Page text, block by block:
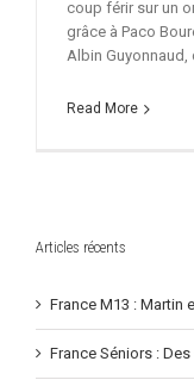
coup férir sur un
grâce à Paco
Albin Guyonnaud,
Read More
Articles récents
France M13 : Martin
France Séniors :